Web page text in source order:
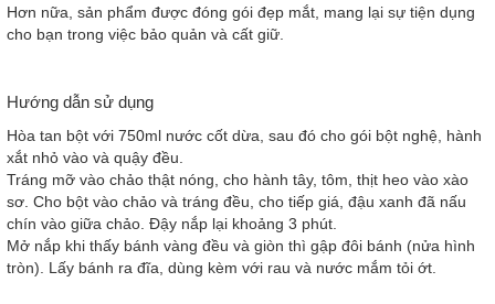
Hơn nữa, sản phẩm được đóng gói đẹp mắt, mang lại sự tiện dụng
cho bạn trong việc bảo quản và cất giữ.
Hướng dẫn sử dụng
Hòa tan bột với 750ml nước cốt dừa, sau đó cho gói bột nghệ, hành
xắt nhỏ vào và quậy đều.
Tráng mỡ vào chảo thật nóng, cho hành tây, tôm, thịt heo vào xào
sơ. Cho bột vào chảo và tráng đều, cho tiếp giá, đậu xanh đã nấu
chín vào giữa chảo. Đậy nắp lại khoảng 3 phút.
Mở nắp khi thấy bánh vàng đều và giòn thì gập đôi bánh (nửa hình
tròn). Lấy bánh ra đĩa, dùng kèm với rau và nước mắm tỏi ớt.